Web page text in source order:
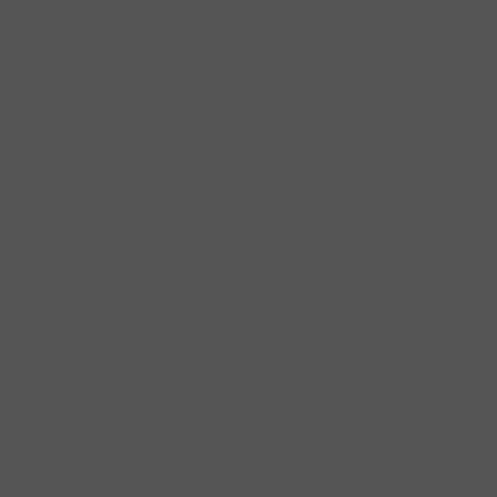
conseillera à
suisses et